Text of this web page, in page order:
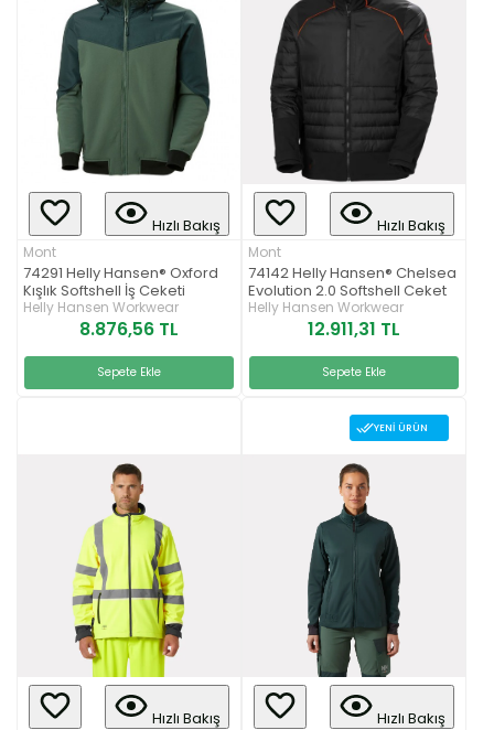
Hızlı Bakış
Mont
74291 Helly Hansen® Oxford
Kışlık Softshell İş Ceketi
Helly Hansen Workwear
8.876,56 TL
Sepete Ekle
Hızlı Bakış
Mont
74142 Helly Hansen® Chelsea
Evolution 2.0 Softshell Ceket
Helly Hansen Workwear
12.911,31 TL
Sepete Ekle
Hızlı Bakış
YENI ÜRÜN
Hızlı Bakış